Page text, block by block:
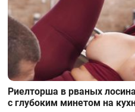
Риелторша в рваных
с глубоким минетом на